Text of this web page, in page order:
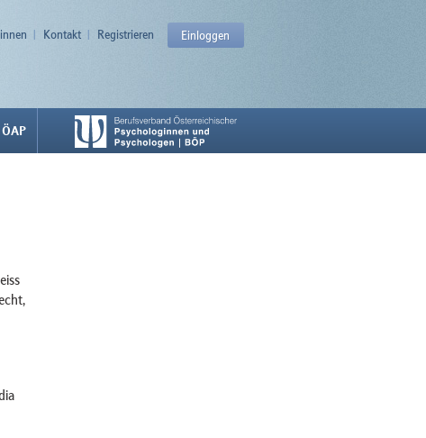
Kontakt Registrieren Einloggen